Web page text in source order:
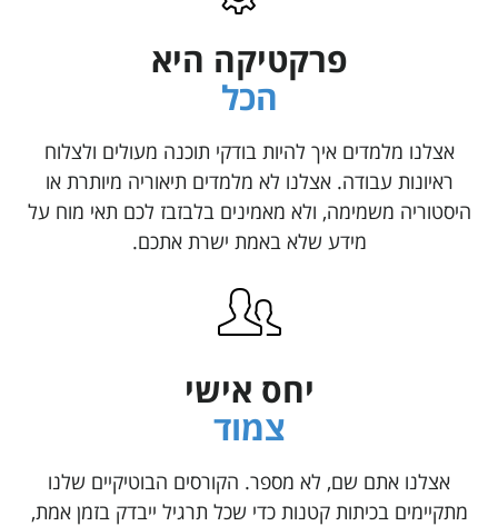
פרקטיקה היא
הכל
אצלנו מלמדים איך להיות בודקי תוכנה מעולים ולצלוח
ראיונות עבודה. אצלנו לא מלמדים תיאוריה מיותרת או
היסטוריה משמימה, ולא מאמינים בלבזבז לכם תאי מוח על
מידע שלא באמת ישרת אתכם.
יחס אישי
צמוד
אצלנו אתם שם, לא מספר. הקורסים הבוטיקיים שלנו
מתקיימים בכיתות קטנות כדי שכל תרגיל ייבדק בזמן אמת,